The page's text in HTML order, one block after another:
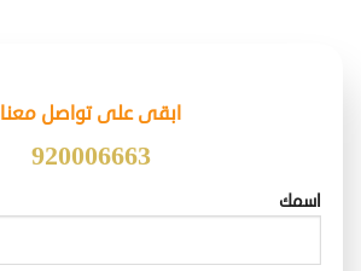
ابقى على تواصل معنا
920006663
اسمك